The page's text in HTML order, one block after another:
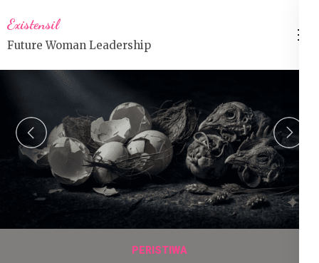
ke
konten
(Tekan
Existensil
Future Woman Leadership
PERISTIWA
prev